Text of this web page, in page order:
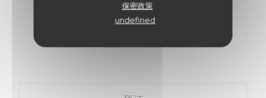
保密政策
undefined
DECOUVERT